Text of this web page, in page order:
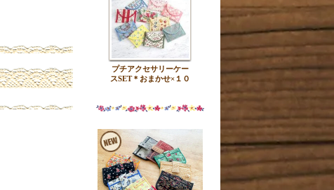
プチアクセサリーケー
スSET＊おまかせ×１０